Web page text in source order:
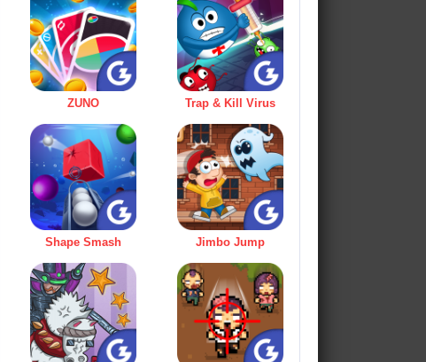
ZUNO Trap & Kill Virus
Shape Smash Jimbo Jump